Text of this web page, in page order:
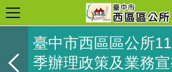
臺中市西區區公所
季辦理政策及業務